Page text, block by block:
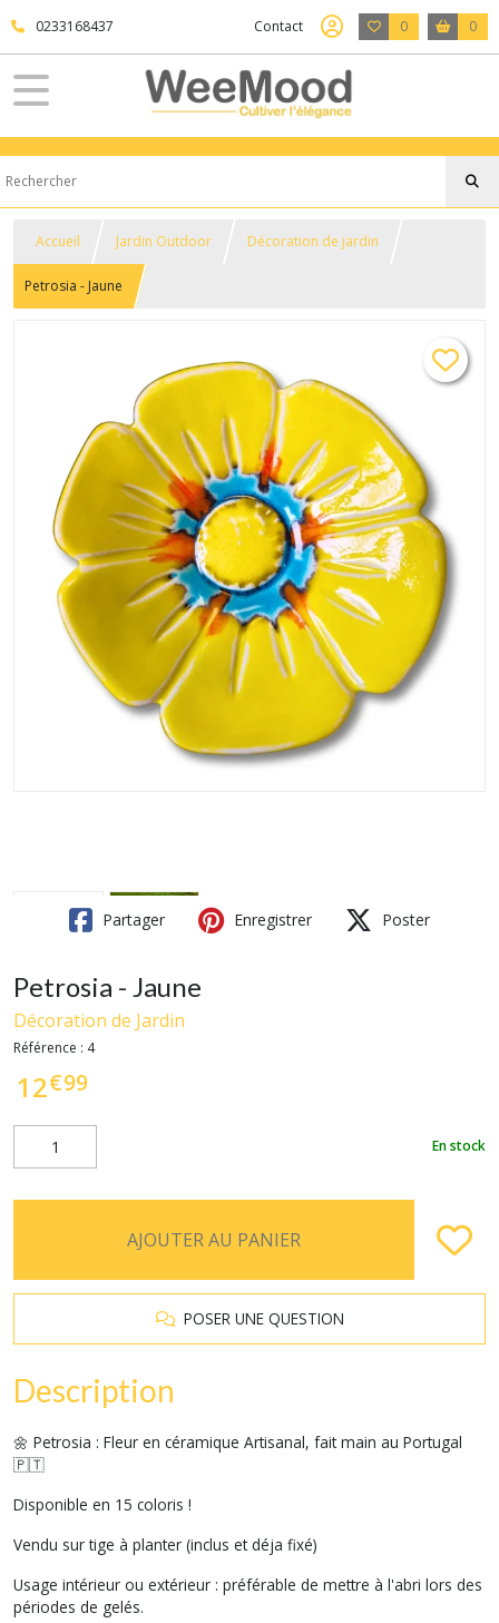
0233168437 Contact 0 0
Accueil Jardin Outdoor Décoration de jardin
Petrosia - Jaune
Partager Enregistrer Poster
Petrosia - Jaune
Décoration de Jardin
Référence : 4
12€99
En stock
AJOUTER AU PANIER
POSER UNE QUESTION
Description
🌼 Petrosia : Fleur en céramique Artisanal, fait main au Portugal
🇵🇹
Disponible en 15 coloris !
Vendu sur tige à planter (inclus et déja fixé)
Usage intérieur ou extérieur : préférable de mettre à l'abri lors des
périodes de gelés.